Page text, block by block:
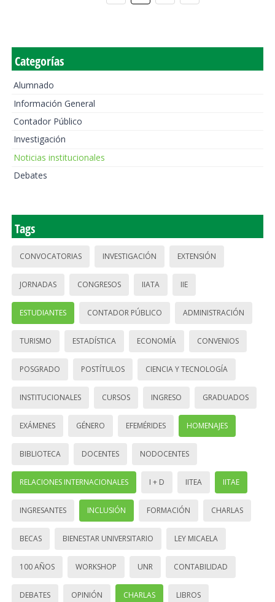
Categorías
Alumnado
Información General
Contador Público
Investigación
Noticias institucionales
Debates
Tags
CONVOCATORIAS INVESTIGACIÓN EXTENSIÓN
JORNADAS CONGRESOS IIATA IIE
ESTUDIANTES CONTADOR PÚBLICO ADMINISTRACIÓN
TURISMO ESTADÍSTICA ECONOMÍA CONVENIOS
POSGRADO POSTÍTULOS CIENCIA Y TECNOLOGÍA
INSTITUCIONALES CURSOS INGRESO GRADUADOS
EXÁMENES GÉNERO EFEMÉRIDES HOMENAJES
BIBLIOTECA DOCENTES NODOCENTES
RELACIONES INTERNACIONALES I + D IITEA IITAE
INGRESANTES INCLUSIÓN FORMACIÓN CHARLAS
BECAS BIENESTAR UNIVERSITARIO LEY MICAELA
100 AÑOS WORKSHOP UNR CONTABILIDAD
DEBATES OPINIÓN CHARLAS LIBROS